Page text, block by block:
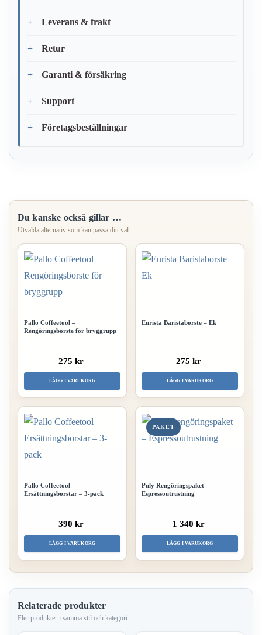
Leverans & frakt
Retur
Garanti & försäkring
Support
Företagsbeställningar
Du kanske också gillar …
Pallo Coffeetool –
Rengöringsborste för bryggrupp
275 kr
LÄGG I VARUKORG
Eurista Baristaborste – Ek
275 kr
LÄGG I VARUKORG
Pallo Coffeetool –
Ersättningsborstar – 3-pack
390 kr
LÄGG I VARUKORG
PAKET
Puly Rengöringspaket –
Espressoutrustning
1 340 kr
LÄGG I VARUKORG
Relaterade produkter